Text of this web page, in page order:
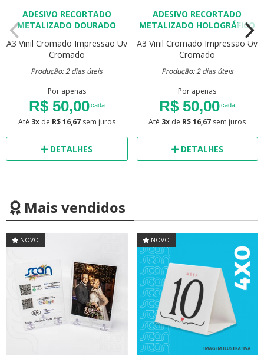
ADESIVO RECORTADO
METALIZADO DOURADO
A3 Vinil Cromado Impressão Uv
Cromado
Produção: 2 dias úteis
Por apenas
R$ 50,00cada
Até 3xde R$ 16,67sem juros
DETALHES
ADESIVO RECORTADO
METALIZADO HOLOGRÁFICO
A3 Vinil Cromado Impressão Uv
Cromado
Produção: 2 dias úteis
Por apenas
R$ 50,00cada
Até 3x de R$ 16,67 sem juros
DETALHES
Mais vendidos
NOVO NOVO